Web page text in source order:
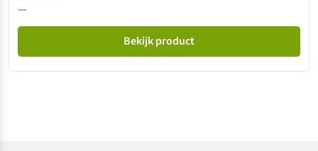
—
Bekijk product